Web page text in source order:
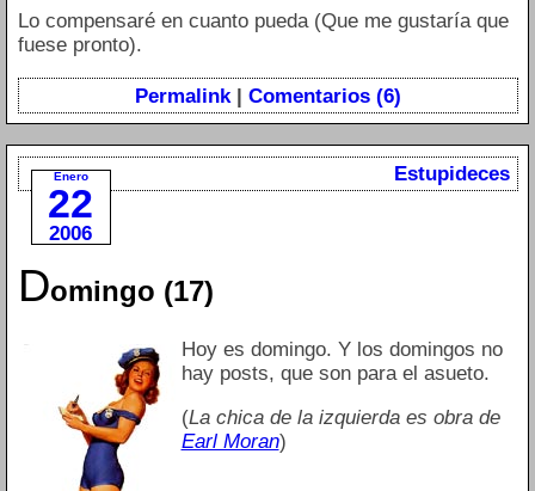
Lo compensaré en cuanto pueda (Que me gustaría que
fuese pronto).
Permalink| Comentarios (6)
Enero
22
2006
Estupideces
Domingo (17)
Hoy es domingo. Y los domingos no
hay posts, que son para el asueto.
(La chica de la izquierda es obra de
Earl Moran)